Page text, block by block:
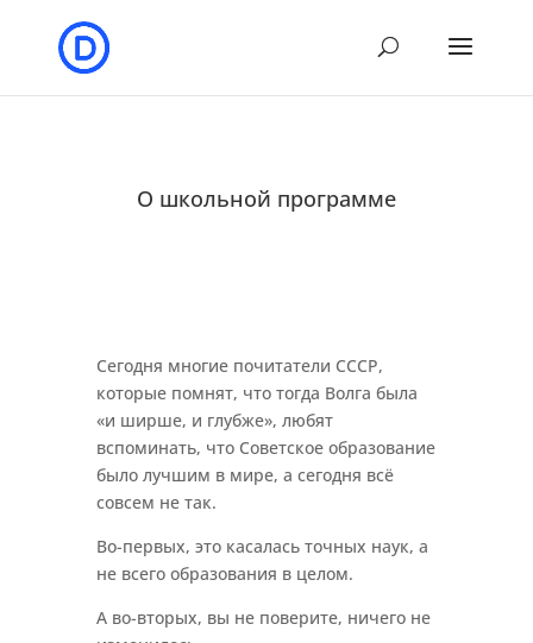
О школьной программе
Сегодня многие почитатели СССР,
которые помнят, что тогда Волга была
«и ширше, и глубже», любят
вспоминать, что Советское образование
было лучшим в мире, а сегодня всё
совсем не так.
Во-первых, это касалась точных наук, а
не всего образования в целом.
А во-вторых, вы не поверите, ничего не